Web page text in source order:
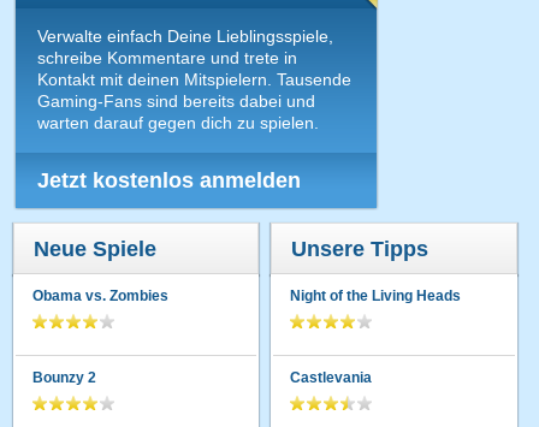
Verwalte einfach Deine Lieblingsspiele,
schreibe Kommentare und trete in
Kontakt mit deinen Mitspielern. Tausende
Gaming-Fans sind bereits dabei und
warten darauf gegen dich zu spielen.
Jetzt kostenlos anmelden
Neue Spiele
Obama vs. Zombies
Bounzy 2
Unsere Tipps
Night of the Living Heads
Castlevania